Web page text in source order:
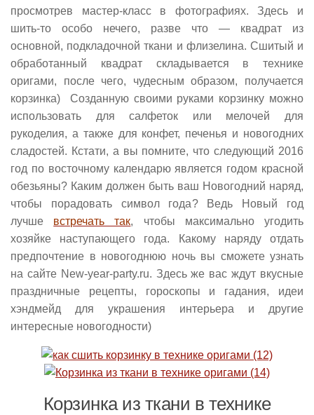
просмотрев мастер-класс в фотографиях. Здесь и
шить-то особо нечего, разве что — квадрат из
основной, подкладочной ткани и флизелина. Сшитый и
обработанный квадрат складывается в технике
оригами, после чего, чудесным образом, получается
корзинка) Созданную своими руками корзинку можно
использовать для салфеток или мелочей для
рукоделия, а также для конфет, печенья и новогодних
сладостей. Кстати, а вы помните, что следующий 2016
год по восточному календарю является годом красной
обезьяны? Каким должен быть ваш Новогодний наряд,
чтобы порадовать символ года? Ведь Новый год
лучше встречать так, чтобы максимально угодить
хозяйке наступающего года. Какому наряду отдать
предпочтение в новогоднюю ночь вы сможете узнать
на сайте New-year-party.ru. Здесь же вас ждут вкусные
праздничные рецепты, гороскопы и гадания, идеи
хэндмейд для украшения интерьера и другие
интересные новогодности)
Корзинка из ткани в технике